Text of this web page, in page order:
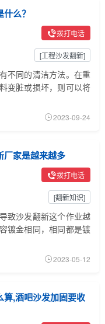
么？
拨打电话
[工程沙发翻新]
不同的清洁方法。在重
变脏或损坏，则可以将
2023-09-24
厂家是越来越多
拨打电话
[翻新知识]
致沙发翻新这个作业越
镀金相同，相同都是镀
2023-05-12
算,酒吧沙发加固要收